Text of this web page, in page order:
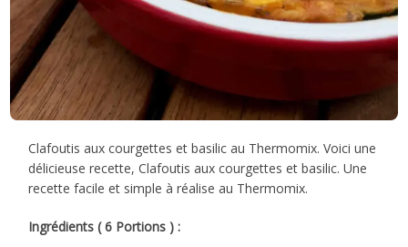
Clafoutis aux courgettes et basilic au Thermomix. Voici une
délicieuse recette, Clafoutis aux courgettes et basilic. Une
recette facile et simple à réalise au Thermomix.
Ingrédients ( 6 Portions ) :